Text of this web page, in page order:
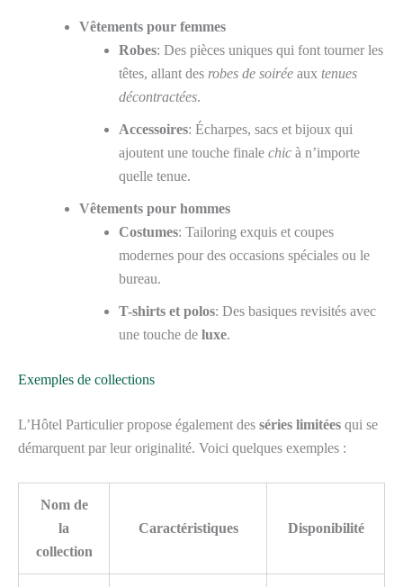
Vêtements pour femmes
Robes: Des pièces uniques qui font tourner les
têtes, allant des robes de soirée aux tenues
décontractées.
Accessoires: Écharpes, sacs et bijoux qui
ajoutent une touche finale chic à n’importe
quelle tenue.
Vêtements pour hommes
Costumes: Tailoring exquis et coupes
modernes pour des occasions spéciales ou le
bureau.
T-shirts et polos: Des basiques revisités avec
une touche de luxe.
Exemples de collections
L’Hôtel Particulier propose également des séries limitées qui se
démarquent par leur originalité. Voici quelques exemples :
Nom de
la
collection
Caractéristiques Disponibilité